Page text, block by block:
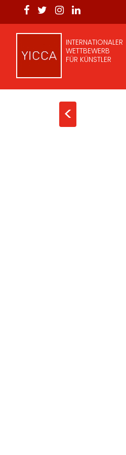
INTERNATIONALER
WETTBEWERB
FÜR KÜNSTLER
<